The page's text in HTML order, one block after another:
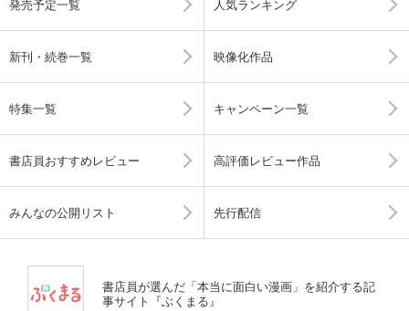
発売予定一覧 人気ランキング
新刊・続巻一覧 映像化作品
特集一覧 キャンペーン一覧
書店員おすすめレビュー 高評価レビュー作品
みんなの公開リスト 先行配信
書店員が選んだ「本当に面白い漫画」を紹介する記
事サイト『ぶくまる』